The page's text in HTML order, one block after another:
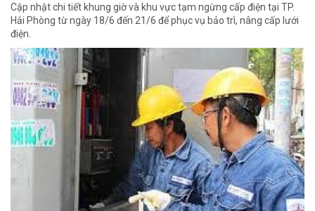
Cập nhật chi tiết khung giờ và khu vực tạm ngừng cấp điện tại TP.
Hải Phòng từ ngày 18/6 đến 21/6 để phục vụ bảo trì, nâng cấp lưới
điện.